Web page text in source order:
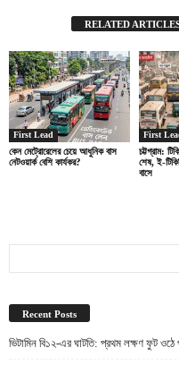
RELATED
First Lead
কেন মেট্রোরেলের চেয়ে আধুনিক বাস
নেটওয়ার্ক বেশি কার্যকর?
First
চট্টগ্রাম:
শেষ, ই-
বাসে
Recent Posts
ভিটামিন বি১২-এর ঘাটতি: প্রথম লক্ষণ ফুট